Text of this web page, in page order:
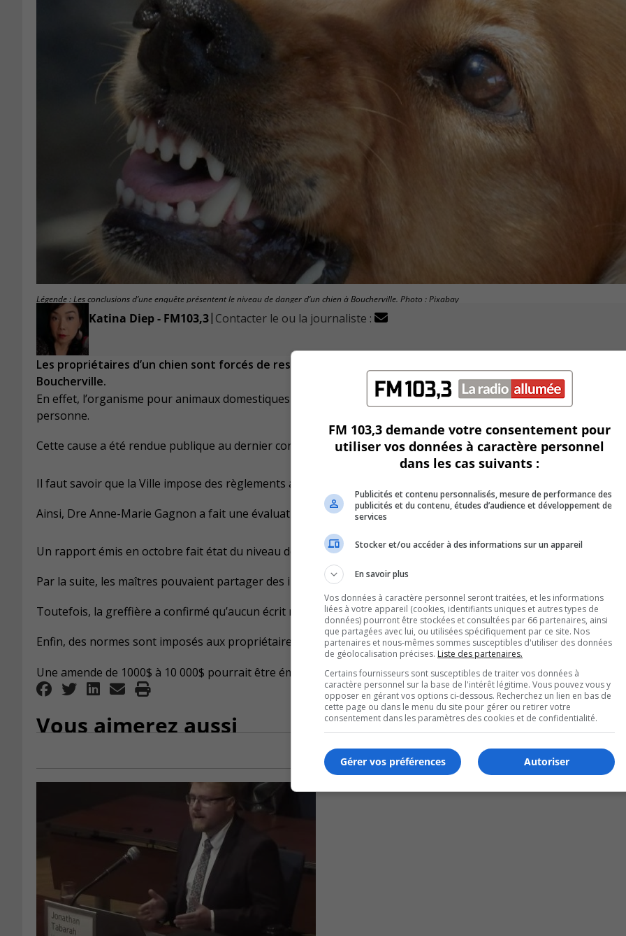
Légende : Les conclusions d’une enquête présentent le niveau de danger d’un chien à Boucherville. Photo : Pixabay
Katina Diep - FM103,3| Contacter le ou la journaliste :
Les propriétaires d’un chien sont forcés de respecter des conditions sévères, s’ils veulent garder leur
Boucherville.
En effet, l’organisme pour animaux domestiques Proanima, a mené une enquête à la suite d’une morsure
personne.
Cette cause a été rendue publique au dernier conseil municipal de Boucherville.
Il faut savoir que la Ville impose des règlements aux propriétaires de chiens pour veiller à la sécurité publique.
Ainsi, Dre Anne-Marie Gagnon a fait une évaluation et juge que la bête en question est considérée « à risque ».
Un rapport émis en octobre fait état du niveau de danger que représente l’animal.
Par la suite, les maîtres pouvaient partager des informations à la Ville, pour compléter le dossier.
Toutefois, la greffière a confirmé qu’aucun écrit n’a été reçu.
Enfin, des normes sont imposés aux propriétaires.
Une amende de 1000$ à 10 000$ pourrait être émise, en cas d’infraction à la limite le chien pourrait être
Vous aimerez aussi
FM 103,3 demande votre consentement pour
utiliser vos données à caractère personnel
dans les cas suivants :
Publicités et contenu personnalisés, mesure de performance des
publicités et du contenu, études d’audience et développement de
services
Stocker et/ou accéder à des informations sur un appareil
En savoir plus
Vos données à caractère personnel seront traitées, et les informations
liées à votre appareil (cookies, identifiants uniques et autres types de
données) pourront être stockées et consultées par 66 partenaires, ainsi
que partagées avec lui, ou utilisées spécifiquement par ce site. Nos
partenaires et nous-mêmes sommes susceptibles d'utiliser des données
de géolocalisation précises. Liste des partenaires.
Certains fournisseurs sont susceptibles de traiter vos données à
caractère personnel sur la base de l'intérêt légitime. Vous pouvez vous y
opposer en gérant vos options ci-dessous. Recherchez un lien en bas de
cette page ou dans le menu du site pour gérer ou retirer votre
consentement dans les paramètres des cookies et de confidentialité.
Autoriser
Gérer vos préférences